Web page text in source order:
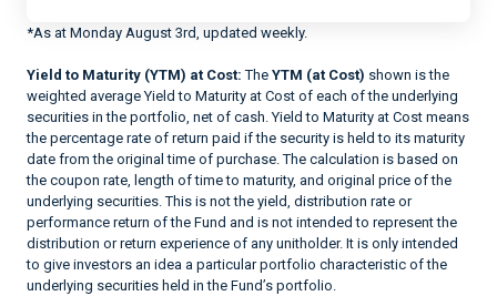
*As at Monday August 3rd, updated weekly.
Yield to Maturity (YTM) at Cost: The YTM (at Cost) shown is the
weighted average Yield to Maturity at Cost of each of the underlying
securities in the portfolio, net of cash. Yield to Maturity at Cost means
the percentage rate of return paid if the security is held to its maturity
date from the original time of purchase. The calculation is based on
the coupon rate, length of time to maturity, and original price of the
underlying securities. This is not the yield, distribution rate or
performance return of the Fund and is not intended to represent the
distribution or return experience of any unitholder. It is only intended
to give investors an idea a particular portfolio characteristic of the
underlying securities held in the Fund’s portfolio.